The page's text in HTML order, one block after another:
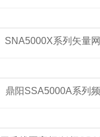
SNA5000X系列矢量
鼎阳SSA5000A系列